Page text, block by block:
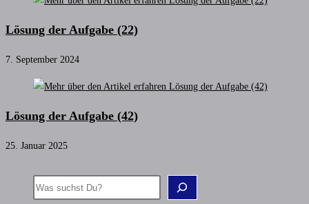
Lösung der Aufgabe (22)
7. September 2024
Lösung der Aufgabe (42)
25. Januar 2025